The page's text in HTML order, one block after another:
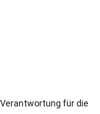
Verantwortung für die